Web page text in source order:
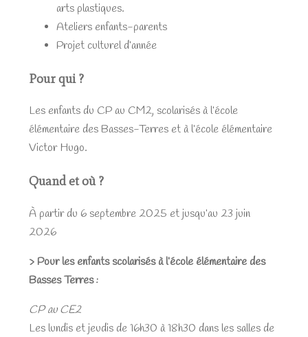
arts plastiques.
Ateliers enfants-parents
Projet culturel d’année
Pour qui ?
Les enfants du CP au CM2, scolarisés à l’école
élémentaire des Basses-Terres et à l’école élémentaire
Victor Hugo.
Quand et où ?
À partir du 6 septembre 2025 et jusqu’au 23 juin
2026
> Pour les enfants scolarisés à l’école élémentaire des
Basses Terres :
CP au CE2
Les lundis et jeudis de 16h30 à 18h30 dans les salles de